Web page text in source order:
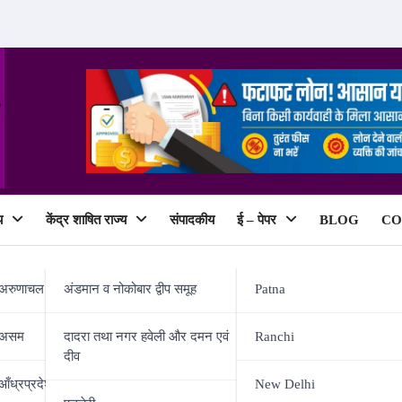
प्रदेश
केंद्र शाषित राज्य
अंडमान व नोकोबार द्वीप समूह
दादरा तथा नगर हवेली और दमन एवं
दीव
संपादकीय ई – पेपर
Patna
Ranchi
New Delhi
BLOG
इंग्लैंड का किला भेदकर जीता खिताब